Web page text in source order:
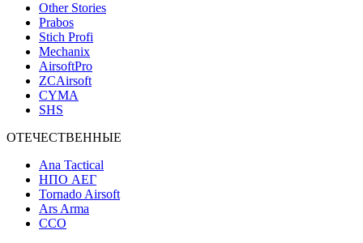
Other Stories
Prabos
Stich Profi
Mechanix
AirsoftPro
ZCAirsoft
CYMA
SHS
ОТЕЧЕСТВЕННЫЕ
Ana Tactical
НПО АЕГ
Tornado Airsoft
Ars Arma
ССО